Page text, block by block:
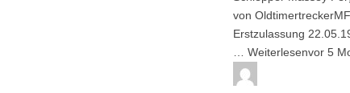
von Oldtimertrecker
Erstzulassung
Weiterlesenvor 5